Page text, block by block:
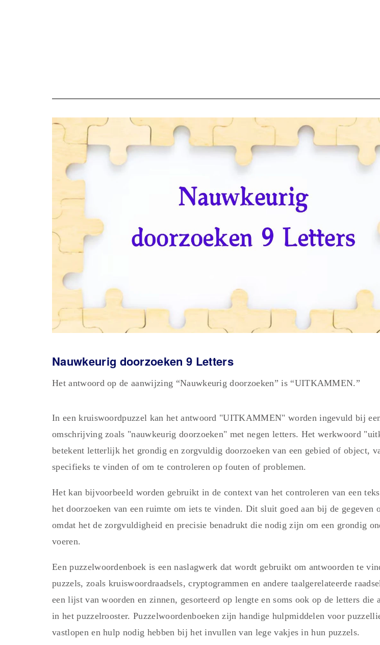
Nauwkeurig doorzoeken 9 Letters
Het antwoord op de aanwijzing “Nauwkeurig doorzoeken” is “UITKAMMEN.”
In een kruiswoordpuzzel kan het antwoord "UITKAMMEN" worden ingevuld bij
omschrijving zoals "nauwkeurig doorzoeken" met negen letters. Het werkwoord
betekent letterlijk het grondig en zorgvuldig doorzoeken van een gebied of object,
specifieks te vinden of om te controleren op fouten of problemen.
Het kan bijvoorbeeld worden gebruikt in de context van het controleren van een
het doorzoeken van een ruimte om iets te vinden. Dit sluit goed aan bij de gegeven
omdat het de zorgvuldigheid en precisie benadrukt die nodig zijn om een grondig
voeren.
Een puzzelwoordenboek is een naslagwerk dat wordt gebruikt om antwoorden te
puzzels, zoals kruiswoordraadsels, cryptogrammen en andere taalgerelateerde
een lijst van woorden en zinnen, gesorteerd op lengte en soms ook op de letters die
in het puzzelrooster. Puzzelwoordenboeken zijn handige hulpmiddelen voor
vastlopen en hulp nodig hebben bij het invullen van lege vakjes in hun puzzels.